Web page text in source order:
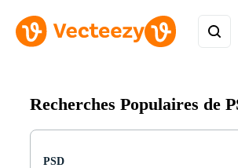
Recherches Populaires de
PSD